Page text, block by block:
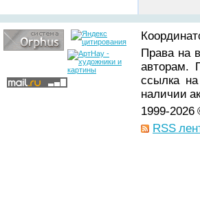
Права на
авторам.
ссылка
наличии
1999-2026
RSS